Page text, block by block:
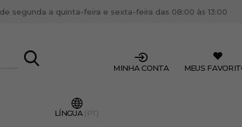
segunda a quinta-feira e sexta-feira das 08:00 às 13:00
MEUS
MINHA CONTA
LÍNGUA (PT)